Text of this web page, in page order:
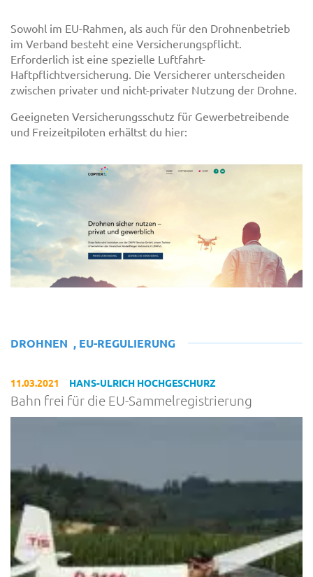
Sowohl im EU-Rahmen, als auch für den Drohnenbetrieb
im Verband besteht eine Versicherungspflicht.
Erforderlich ist eine spezielle Luftfahrt-
Haftpflichtversicherung. Die Versicherer unterscheiden
zwischen privater und nicht-privater Nutzung der Drohne.
Geeigneten Versicherungsschutz für Gewerbetreibende
und Freizeitpiloten erhältst du hier:
DROHNEN , EU-REGULIERUNG
11.03.2021 HANS-ULRICH HOCHGESCHURZ
Bahn frei für die EU-Sammelregistrierung